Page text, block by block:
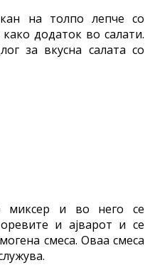
на толпо лепче со
додаток во салати.
за вкусна салата со
миксер и во него се
и ајварот и се
смеса. Оваа смеса